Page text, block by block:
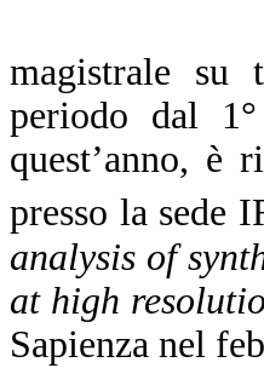
magistrale su
periodo dal
quest’anno, è
presso la sede
analysis of
at high
Sapienza nel